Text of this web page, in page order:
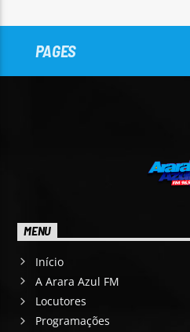
PAGES
MENU
Início
A Arara Azul FM
Locutores
Programações